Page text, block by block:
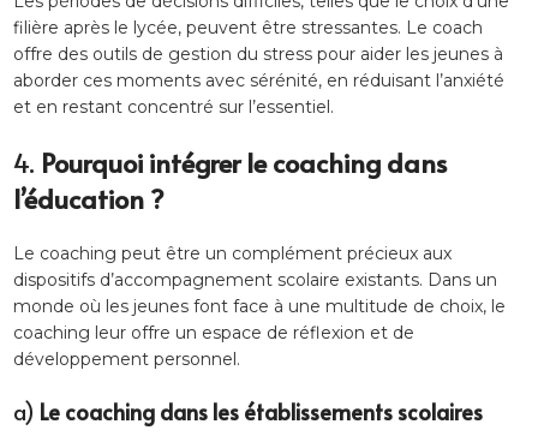
filière après le lycée, peuvent être stressantes. Le coach
offre des outils de gestion du stress pour aider les jeunes à
aborder ces moments avec sérénité, en réduisant l’anxiété
et en restant concentré sur l’essentiel.
4. Pourquoi intégrer le coaching dans
l’éducation ?
Le coaching peut être un complément précieux aux
dispositifs d’accompagnement scolaire existants. Dans un
monde où les jeunes font face à une multitude de choix, le
coaching leur offre un espace de réflexion et de
développement personnel.
a) Le coaching dans les établissements scolaires